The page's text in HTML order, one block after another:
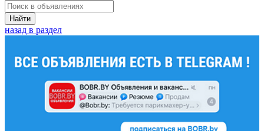
Найти
назад в раздел